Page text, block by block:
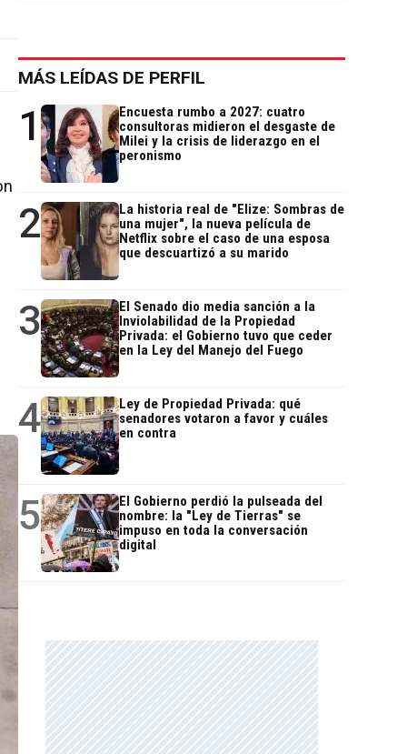
MÁS LEÍDAS DE PERFIL
1
Encuesta rumbo a 2027: cuatro
consultoras midieron el desgaste de
Milei y la crisis de liderazgo en el
peronismo
2
La historia real de "Elize: Sombras de
una mujer", la nueva película de
Netflix sobre el caso de una esposa
que descuartizó a su marido
3
El Senado dio media sanción a la
Inviolabilidad de la Propiedad
Privada: el Gobierno tuvo que ceder
en la Ley del Manejo del Fuego
4
Ley de Propiedad Privada: qué
senadores votaron a favor y cuáles
en contra
5
El Gobierno perdió la pulseada del
nombre: la "Ley de Tierras" se
impuso en toda la conversación
digital